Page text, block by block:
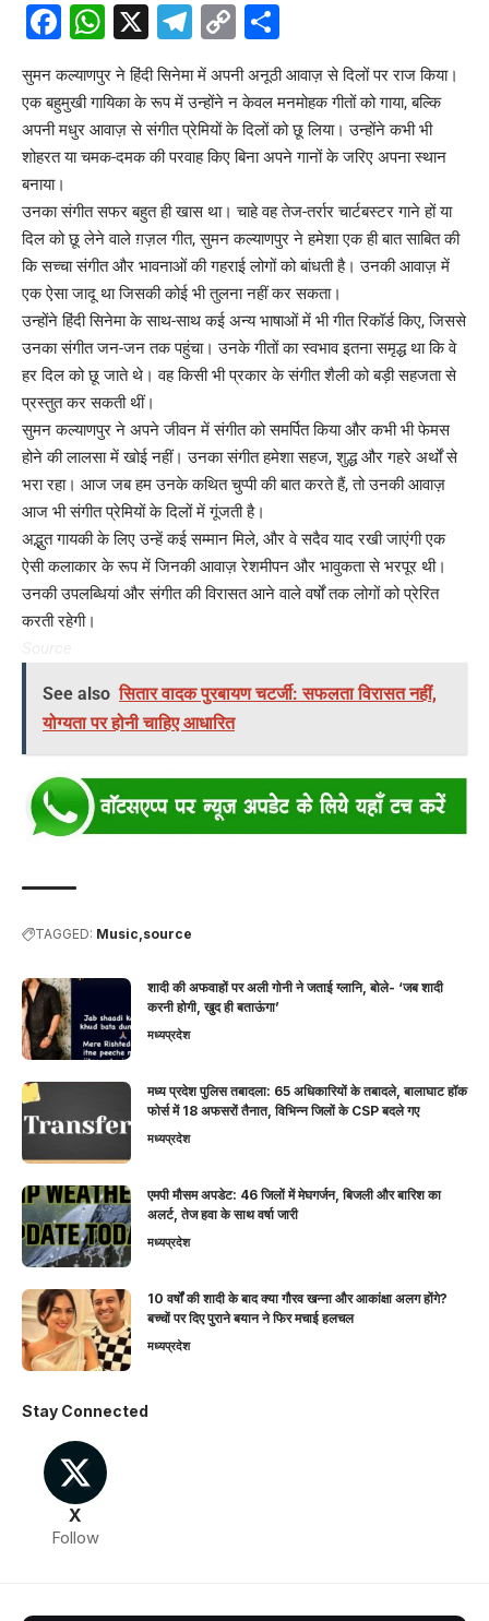
Facebook
WhatsApp
X Telegram
Copy
Link
सुमन कल्याणपुर ने हिंदी सिनेमा में अपनी अनूठी आवाज़ से दिलों पर राज किया।
एक बहुमुखी गायिका के रूप में उन्होंने न केवल मनमोहक गीतों को गाया, बल्कि
अपनी मधुर आवाज़ से संगीत प्रेमियों के दिलों को छू लिया। उन्होंने कभी भी
शोहरत या चमक-दमक की परवाह किए बिना अपने गानों के जरिए अपना स्थान
बनाया।
उनका संगीत सफर बहुत ही खास था। चाहे वह तेज-तर्रार चार्टबस्टर गाने हों या
दिल को छू लेने वाले ग़ज़ल गीत, सुमन कल्याणपुर ने हमेशा एक ही बात साबित की
कि सच्चा संगीत और भावनाओं की गहराई लोगों को बांधती है। उनकी आवाज़ में
एक ऐसा जादू था जिसकी कोई भी तुलना नहीं कर सकता।
उन्होंने हिंदी सिनेमा के साथ-साथ कई अन्य भाषाओं में भी गीत रिकॉर्ड किए, जिससे
उनका संगीत जन-जन तक पहुंचा। उनके गीतों का स्वभाव इतना समृद्ध था कि वे
हर दिल को छू जाते थे। वह किसी भी प्रकार के संगीत शैली को बड़ी सहजता से
प्रस्तुत कर सकती थीं।
सुमन कल्याणपुर ने अपने जीवन में संगीत को समर्पित किया और कभी भी फेमस
होने की लालसा में खोई नहीं। उनका संगीत हमेशा सहज, शुद्ध और गहरे अर्थों से
भरा रहा। आज जब हम उनके कथित चुप्पी की बात करते हैं, तो उनकी आवाज़
आज भी संगीत प्रेमियों के दिलों में गूंजती है।
अद्भुत गायकी के लिए उन्हें कई सम्मान मिले, और वे सदैव याद रखी जाएंगी एक
ऐसी कलाकार के रूप में जिनकी आवाज़ रेशमीपन और भावुकता से भरपूर थी।
उनकी उपलब्धियां और संगीत की विरासत आने वाले वर्षों तक लोगों को प्रेरित
करती रहेगी।
See also सितार वादक पुरबायण चटर्जी: सफलता विरासत नहीं,
योग्यता पर होनी चाहिए आधारित
TAGGED: Music source
शादी की अफवाहों पर अली गोनी ने जताई ग्लानि, बोले- ‘जब शादी
करनी होगी, खुद ही बताऊंगा’
मध्यप्रदेश
मध्य प्रदेश पुलिस तबादला: 65 अधिकारियों के तबादले, बालाघाट हॉक
फोर्स में 18 अफसरों तैनात, विभिन्न जिलों के CSP बदले गए
मध्यप्रदेश
एमपी मौसम अपडेट: 46 जिलों में मेघगर्जन, बिजली और बारिश का
अलर्ट, तेज हवा के साथ वर्षा जारी
मध्यप्रदेश
10 वर्षों की शादी के बाद क्या गौरव खन्ना और आकांक्षा अलग होंगे?
बच्चों पर दिए पुराने बयान ने फिर मचाई हलचल
मध्यप्रदेश
Stay Connected
X
Follow